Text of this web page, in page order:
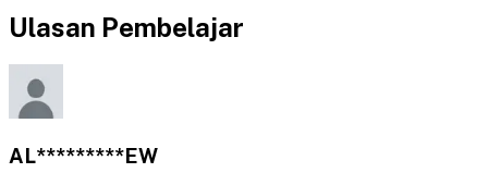
Ulasan Pembelajar
AL*********EW